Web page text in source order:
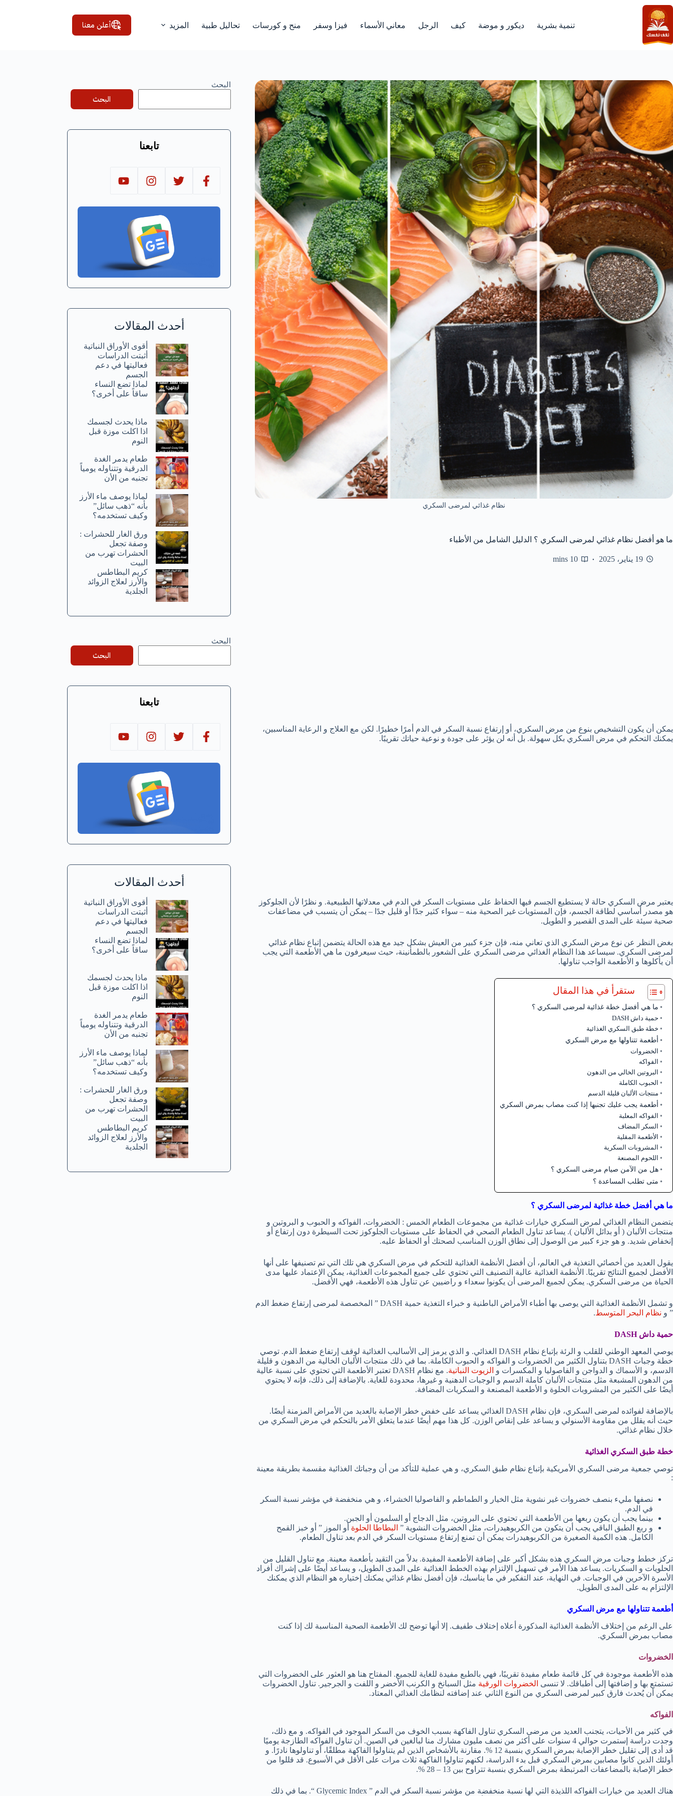
التجاوز
إلى
المحتوى
تنمية بشرية ديكور و موضة كيف الرجل معاني الأسماء فيزا وسفر منح و كورسات تحاليل طبية المزيد أعلن معنا
نظام غذائي لمرضى السكري
ما هو أفضل نظام غذائي لمرضى السكري ؟ الدليل الشامل من الأطباء
19 يناير، 2025 10 mins
يمكن أن يكون التشخيص بنوع من مرض السكري، أو إرتفاع نسبة السكر في الدم أمرًا خطيرًا. لكن مع العلاج و الرعاية المناسبين،
يمكنك التحكم في مرض السكري بكل سهولة. بل أنه لن يؤثر على جودة و نوعية حياتك تقريبًا.
يعتبر مرض السكري حالة لا يستطيع الجسم فيها الحفاظ على مستويات السكر في الدم في معدلاتها الطبيعية. و نظرًا لأن الجلوكوز
هو مصدر أساسي لطاقة الجسم، فإن المستويات غير الصحية منه – سواء كثير جدًا أو قليل جدًا – يمكن أن يتسبب في مضاعفات
صحية سيئة على المدى القصير و الطويل.
بغض النظر عن نوع مرض السكري الذي تعاني منه، فإن جزء كبير من العيش بشكل جيد مع هذه الحالة يتضمن إتباع نظام غذائي
لمرضى السكري. سيساعد هذا النظام الغذائي مرضى السكري على الشعور بالطمأنينة، حيث سيعرفون ما هي الأطعمة التي يجب
أن يأكلوها و الأطعمة الواجب تناولها.
ستقرأ في هذا المقال
ما هي أفضل خطة غذائية لمرضى السكري ؟
حمية داش DASH
خطة طبق السكري الغذائية
أطعمة تتناولها مع مرض السكري
الخضروات
الفواكه
البروتين الخالي من الدهون
الحبوب الكاملة
منتجات الألبان قليلة الدسم
أطعمة يجب عليك تجنبها إذا كنت مصاب بمرض السكري
الفواكه المعلبة
السكر المضاف
الأطعمة المقلية
المشروبات السكرية
اللحوم المصنعة
هل من الآمن صيام مرضى السكري ؟
متى تطلب المساعدة ؟
ما هي أفضل خطة غذائية لمرضى السكري ؟
يتضمن النظام الغذائي لمرض السكري خيارات غذائية من مجموعات الطعام الخمس : الخضروات، الفواكه و الحبوب و البروتين و
منتجات الألبان ( أو بدائل الألبان ). يساعد تناول الطعام الصحي في الحفاظ على مستويات الجلوكوز تحت السيطرة دون إرتفاع أو
إنخفاض شديد. و هو جزء كبير من الوصول إلى نطاق الوزن المناسب لصحتك أو الحفاظ عليه.
يقول العديد من أخصائي التغذية في العالم، أن أفضل الأنظمة الغذائية للتحكم في مرض السكري هي تلك التي تم تصنيفها على أنها
الأفضل لجميع النتائج تقريبًا. الأنظمة الغذائية عالية التصنيف التي تحتوي على جميع المجموعات الغذائية، يمكن الإعتماد عليها مدى
الحياة من مرضى السكري. يمكن لجميع المرضى أن يكونوا سعداء و راضيين عن تناول هذه الأطعمة، فهي الأفضل.
و تشمل الأنظمة الغذائية التي يوصى بها أطباء الأمراض الباطنية و خبراء التغذية حمية DASH ” المخصصة لمرضى إرتفاع ضغط الدم
” و نظام البحر المتوسط.
حمية داشDASH
يوصي المعهد الوطني للقلب و الرئة بإتباع نظام DASH الغذائي. و الذي يرمز إلى الأساليب الغذائية لوقف إرتفاع ضغط الدم. توصي
خطة وجبات DASH بتناول الكثير من الخضروات و الفواكه و الحبوب الكاملة. بما في ذلك منتجات الألبان الخالية من الدهون و قليلة
الدسم، و الأسماك و الدواجن و الفاصوليا و المكسرات و الزيوت النباتية
. مع نظام DASH تعتبر الأطعمة التي تحتوي على نسبة عالية
من الدهون المشبعة مثل منتجات الألبان كاملة الدسم و الوجبات الدهنية و غيرها، محدودة للغاية. بالإضافة إلى ذلك، فإنه لا يحتوي
أيضًا على الكثير من المشروبات الحلوة و الأطعمة المصنعة و السكريات المضافة.
بالإضافة لفوائده لمرضى السكري، فإن نظام DASH الغذائي يساعد على خفض خطر الإصابة بالعديد من الأمراض المزمنة أيضًا.
حيث أنه يقلل من مقاومة الأسنولي و يساعد على إنقاص الوزن. كل هذا مهم أيضًا عندما يتعلق الأمر بالتحكم في مرض السكري من
خلال نظام غذائي.
خطة طبق السكري الغذائية
توصي جمعية مرضى السكري الأمريكية بإتباع نظام طبق السكري، و هي عملية للتأكد من أن وجباتك الغذائية مقسمة بطريقة معينة
:
نصفها مليء بنصف خضروات غير نشوية مثل الخيار و الطماطم و الفاصوليا الخشراء، و هي منخفضة في مؤشر نسبة السكر
في الدم.
بينما يجب أن يكون ربعها من الأطعمة التي تحتوي على البروتين، مثل الدجاج أو السلمون أو الجبن.
و ربع الطبق الباقي يجب أن يتكون من الكربوهيدرات، مثل الخضروات النشوية ” البطاطا الحلوة أو الموز ” أو خبز القمح
الكامل. هذه الكمية الصغيرة من الكربوهيدرات يمكن أن تمنع إرتفاع مستويات السكر في الدم بعد تناول الطعام.
تركز خطط وجبات مرض السكري هذه بشكل أكبر على إضافة الأطعمة المفيدة. بدلاً من التقيد بأطعمة معينة. مع تناول القليل من
الحلويات و السكريات. يساعد هذا الأمر في تسهيل الإلتزام بهذه الخطط الغذائية على المدى الطويل، و يساعد أيضًا على إشراك أفراد
الأسرة الآخرين في الوجبات. في النهاية، عند التفكير في ما يناسبك، فإن أفضل نظام غذائي يمكنك إختياره هو النظام الذي يمكنك
الإلتزام به على المدى الطويل.
أطعمة تتناولها مع مرض السكري
على الرغم من إختلاف الأنظمة الغذائية المذكورة أعلاه إختلاف طفيف. إلا أنها توضح لك الأطعمة الصحية المناسبة لك إذا كنت
مصاب بمرض السكري.
الخضروات
هذه الأطعمة موجودة في كل قائمة طعام مفيدة تقريبًا، فهي بالطبع مفيدة للغاية للجميع. المفتاح هنا هو العثور على الخضروات التي
تستمتع بها و إضافتها إلى أطباقك. لا تنسى الخضروات الورقية مثل السبانخ و الكرنب الأخضر و اللفت و الجرجير. تناول الخضروات
يمكن أن يُحدث فارق كبير لمرضى السكري من النوع الثاني عند إضافته لنظامك الغذائي المعتاد.
الفواكه
في كثير من الأحيات، يتجنب العديد من مرضى السكري تناول الفاكهة بسبب الخوف من السكر الموجود في الفواكه. و مع ذلك،
وجدت دراسة إستمرت حوالي 4 سنوات على أكثر من نصف مليون مشارك منا لبالغين في الصين. أن تناول الفواكه الطازجة يوميًا
قد أدى إلى تقليل خطر الإصابة بمرض السكري بنسبة 12 %. مقارنة بالأشخاص الذين لم يتناولوا الفاكهة مطلقًا، أو تناولوها نادرًا. و
أولئك الذين كانوا مصابين بمرض السكري قبل بدء الدراسة، لكنهم تناولوا الفاكهة ثلاث مرات على الأقل في الأسبوع. قد قللوا من
خطر الإصابة بالمضاعفات المرتبطة بمرض السكري بنسبة تتراوح بين 13 – 28 %.
هناك العديد من خيارات الفواكه اللذيذة التي لها نسبة منخفضة من مؤشر نسبة السكر في الدم ” Glycemic Index “. بما في ذلك
البحث
البحث
تابعنا
أحدث المقالات
أقوى الأوراق النباتية
أثبتت الدراسات
فعاليتها في دعم
الجسم
لماذا تضع النساء
ساقاً على أخرى؟
ماذا يحدث لجسمك
اذا اكلت موزة قبل
النوم
طعام يدمر الغدة
الدرقية وتتناوله يومياً
تجنبه من الأن
لماذا يوصف ماء الأرز
بأنه “ذهب سائل”
وكيف تستخدمه؟
ورق الغار للحشرات :
وصفة تجعل
الحشرات تهرب من
البيت
كريم البطاطس
والأرز لعلاج الزوائد
الجلدية
البحث
البحث
تابعنا
أحدث المقالات
أقوى الأوراق النباتية
أثبتت الدراسات
فعاليتها في دعم
الجسم
لماذا تضع النساء
ساقاً على أخرى؟
ماذا يحدث لجسمك
اذا اكلت موزة قبل
النوم
طعام يدمر الغدة
الدرقية وتتناوله يومياً
تجنبه من الأن
لماذا يوصف ماء الأرز
بأنه “ذهب سائل”
وكيف تستخدمه؟
ورق الغار للحشرات :
وصفة تجعل
الحشرات تهرب من
البيت
كريم البطاطس
والأرز لعلاج الزوائد
الجلدية